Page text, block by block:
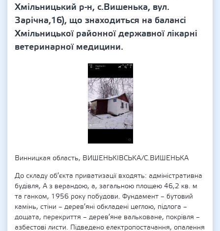
Хмільницький р-н, с.Вишенька, вул.
Зарічна,16), що знаходиться на балансі
Хмільницької районної державної лікарні
ветеринарної медицини.
Винницкая область, ВИШЕНЬКІВСЬКА/С.ВИШЕНЬКА
До складу об’єкта приватизації входять: адміністративна
будівля, А з верандою, а, загальною площею 46,2 кв. м
та ганком, 1956 року побудови. Фундамент – бутовий
камінь, стіни – дерев’яні обкладені цеглою, підлога –
дощата, перекриття – дерев’яне вальковане, покрівля –
азбестові листи. Підведено електропостачання, опалення